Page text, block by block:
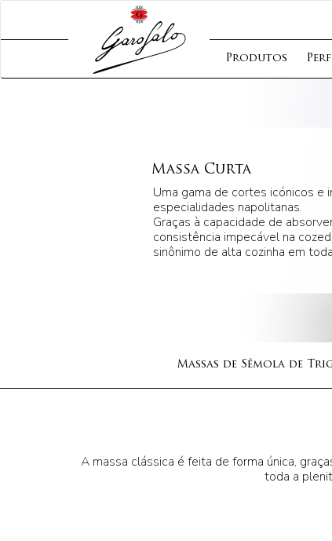
Produtos
Massa Curta
Uma gama de cortes icónicos e
especialidades napolitanas.
Graças à capacidade de
consistência impecável na
sinônimo de alta cozinha em
Massas de Sêmola de
A massa clássica é feita de forma única,
toda a